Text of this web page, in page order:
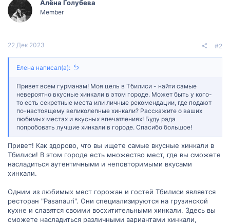
Алëна Голубева
Member
22 Дек 2023 #2
Елена написал(а):
Привет всем гурманам! Моя цель в Тбилиси - найти самые
невероятно вкусные хинкали в этом городе. Может быть у кого-
то есть секретные места или личные рекомендации, где подают
по-настоящему великолепные хинкали? Расскажите о ваших
любимых местах и вкусных впечатлениях! Буду рада
попробовать лучшие хинкали в городе. Спасибо большое!
Привет! Как здорово, что вы ищете самые вкусные хинкали в
Тбилиси! В этом городе есть множество мест, где вы сможете
насладиться аутентичными и неповторимыми вкусами
хинкали.
Одним из любимых мест горожан и гостей Тбилиси является
ресторан "Pasanauri". Они специализируются на грузинской
кухне и славятся своими восхитительными хинкали. Здесь вы
сможете насладиться различными вариантами хинкали,